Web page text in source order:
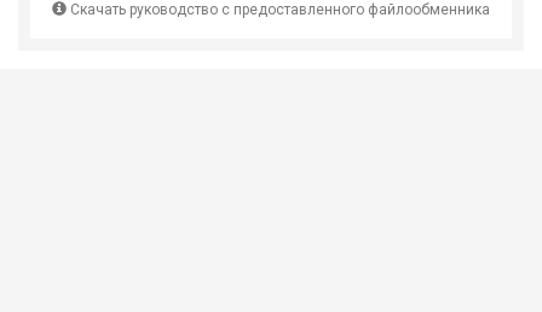
Скачать руководство с предоставленного файлообменника